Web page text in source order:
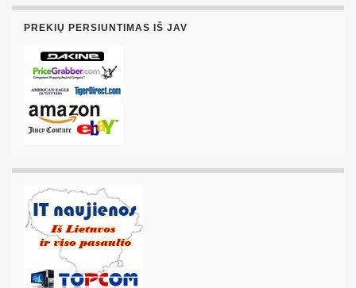
PREKIŲ PERSIUNTIMAS IŠ JAV